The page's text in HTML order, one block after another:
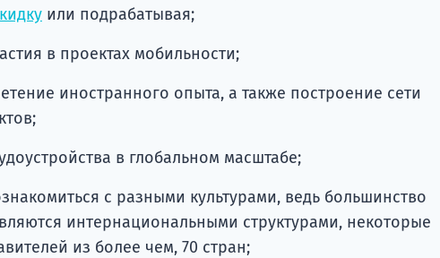
или подрабатывая;
в проектах мобильности;
иностранного опыта, а также построение сети
в глобальном масштабе;
с разными культурами, ведь большинство
интернациональными структурами, некоторые
из более чем, 70 стран;